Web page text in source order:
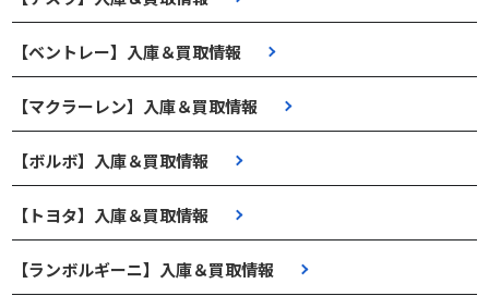
【ベントレー】入庫＆買取情報
【マクラーレン】入庫＆買取情報
【ボルボ】入庫＆買取情報
【トヨタ】入庫＆買取情報
【ランボルギーニ】入庫＆買取情報